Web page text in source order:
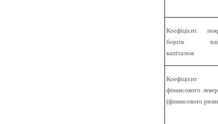
Коефіцієнт
боргів
капіталом
Коефіцієнт
фінансового
(фінансового